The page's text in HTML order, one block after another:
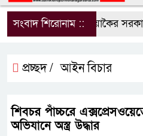
সংবাদ শিরোনাম ::কালিয়াকৈর সরকারি
প্রচ্ছদ / আইন বিচার
শিবচর পাঁচ্চরে
অভিযানে অস্ত্র উদ্ধার